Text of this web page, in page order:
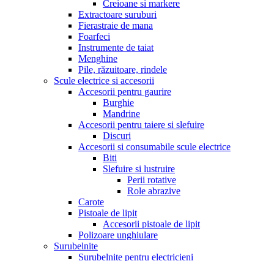
Creioane si markere
Extractoare suruburi
Fierastraie de mana
Foarfeci
Instrumente de taiat
Menghine
Pile, răzuitoare, rindele
Scule electrice si accesorii
Accesorii pentru gaurire
Burghie
Mandrine
Accesorii pentru taiere si slefuire
Discuri
Accesorii si consumabile scule electrice
Biti
Slefuire si lustruire
Perii rotative
Role abrazive
Carote
Pistoale de lipit
Accesorii pistoale de lipit
Polizoare unghiulare
Surubelnite
Surubelnite pentru electricieni